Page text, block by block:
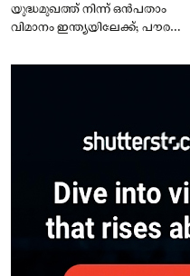
യുദ്ധമുഖത്ത് നിന്ന് ഒൻപതാം
വിമാനം ഇന്ത്യയിലേക്ക്; പൗരന്മാർ
– കേന്ദ്രം